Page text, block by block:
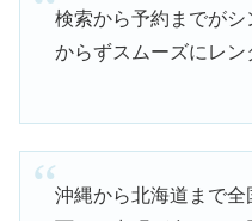
検索から予約までが
からずスムーズにレン
沖縄から北海道まで